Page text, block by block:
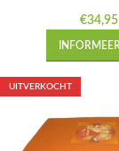
€34,95
UITVERKOCHT